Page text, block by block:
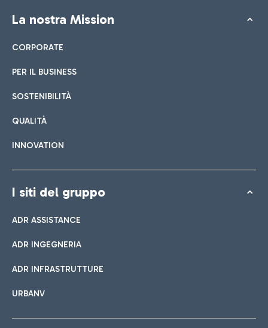
La nostra Mission
CORPORATE
PER IL BUSINESS
SOSTENIBILITÀ
QUALITÀ
INNOVATION
I siti del gruppo
ADR ASSISTANCE
ADR INGEGNERIA
ADR INFRASTRUTTURE
URBANV